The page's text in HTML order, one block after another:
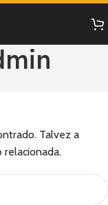
Talvez a
relacionada.